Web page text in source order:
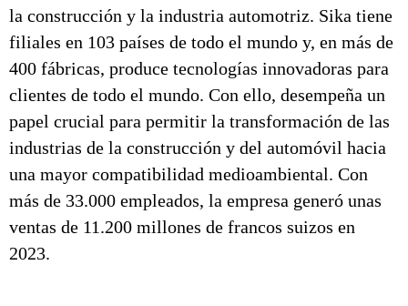
la construcción y la industria automotriz. Sika tiene
filiales en 103 países de todo el mundo y, en más de
400 fábricas, produce tecnologías innovadoras para
clientes de todo el mundo. Con ello, desempeña un
papel crucial para permitir la transformación de las
industrias de la construcción y del automóvil hacia
una mayor compatibilidad medioambiental. Con
más de 33.000 empleados, la empresa generó unas
ventas de 11.200 millones de francos suizos en
2023.